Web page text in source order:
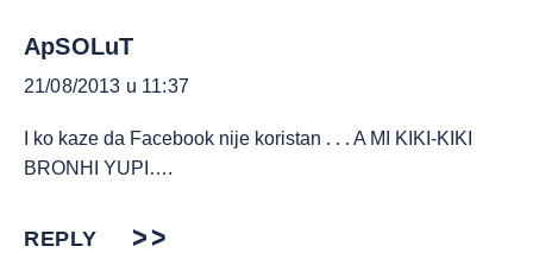
ApSOLuT
21/08/2013 u 11:37
I ko kaze da Facebook nije koristan . . . A MI KIKI-KIKI
BRONHI YUPI….
REPLY